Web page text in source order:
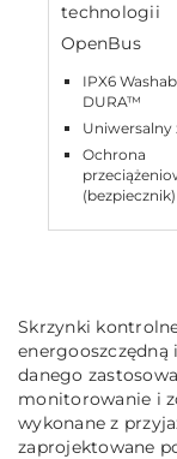
technologii
OpenBus
IPX6
DURA™
Uniwersalny
Ochrona
(bezpiecznik)
Skrzynki
danego
monitorowanie i
wykonane z
zaprojektowane